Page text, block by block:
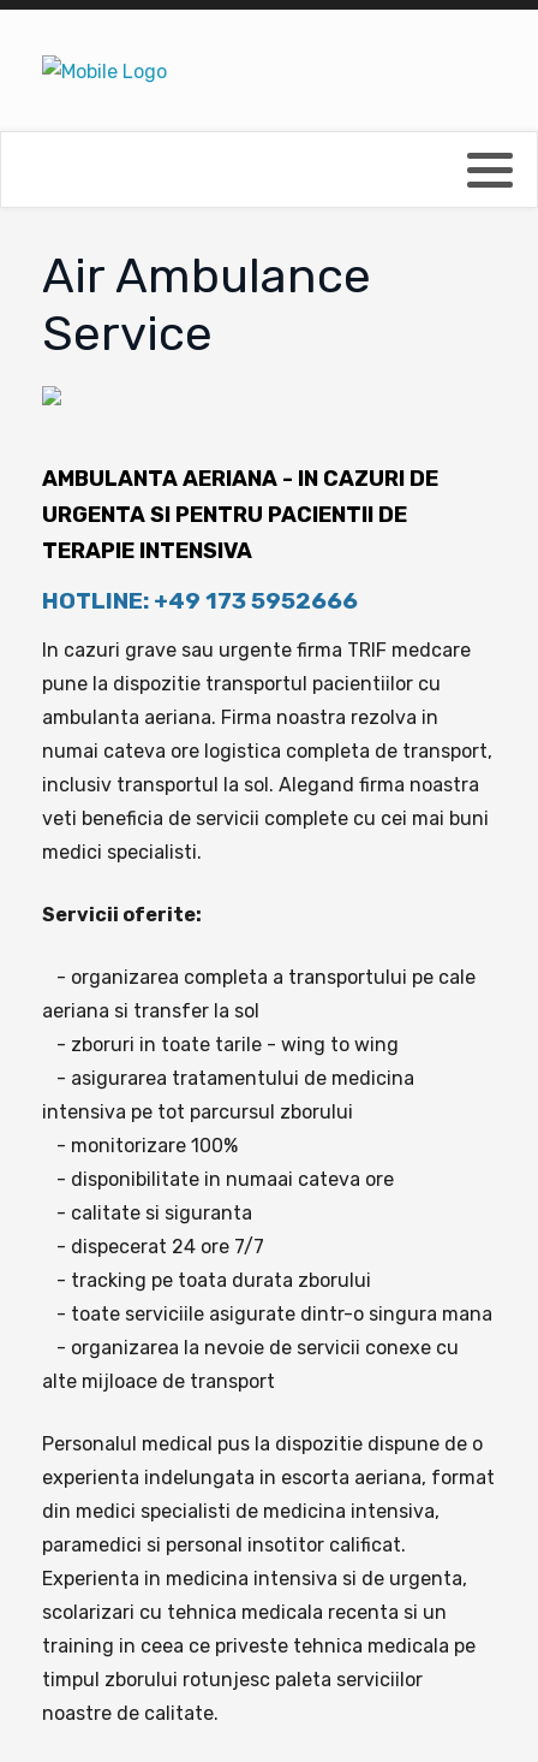
Air Ambulance
Service
AMBULANTA AERIANA - IN CAZURI DE
URGENTA SI PENTRU PACIENTII DE
TERAPIE INTENSIVA
HOTLINE: +49 173 5952666
In cazuri grave sau urgente firma TRIF medcare
pune la dispozitie transportul pacientiilor cu
ambulanta aeriana. Firma noastra rezolva in
numai cateva ore logistica completa de transport,
inclusiv transportul la sol. Alegand firma noastra
veti beneficia de servicii complete cu cei mai buni
medici specialisti.
Servicii oferite:
- organizarea completa a transportului pe cale
aeriana si transfer la sol
- zboruri in toate tarile - wing to wing
- asigurarea tratamentului de medicina
intensiva pe tot parcursul zborului
- monitorizare 100%
- disponibilitate in numaai cateva ore
- calitate si siguranta
- dispecerat 24 ore 7/7
- tracking pe toata durata zborului
- toate serviciile asigurate dintr-o singura mana
- organizarea la nevoie de servicii conexe cu
alte mijloace de transport
Personalul medical pus la dispozitie dispune de o
experienta indelungata in escorta aeriana, format
din medici specialisti de medicina intensiva,
paramedici si personal insotitor calificat.
Experienta in medicina intensiva si de urgenta,
scolarizari cu tehnica medicala recenta si un
training in ceea ce priveste tehnica medicala pe
timpul zborului rotunjesc paleta serviciilor
noastre de calitate.